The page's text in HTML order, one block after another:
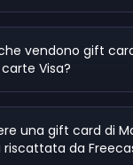
vendono gift
Visa?
una gift card di
riscattata da